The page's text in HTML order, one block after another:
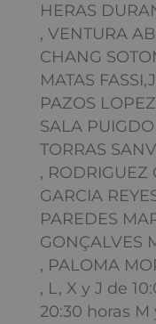
HERAS
, VENTURA
CHANG
MATAS
PAZOS
SALA
TORRAS
, RODRIGUEZ
GARCIA
PAREDES
GONÇALVES
, PALOMA
, L, X y J de
20:30 horas M